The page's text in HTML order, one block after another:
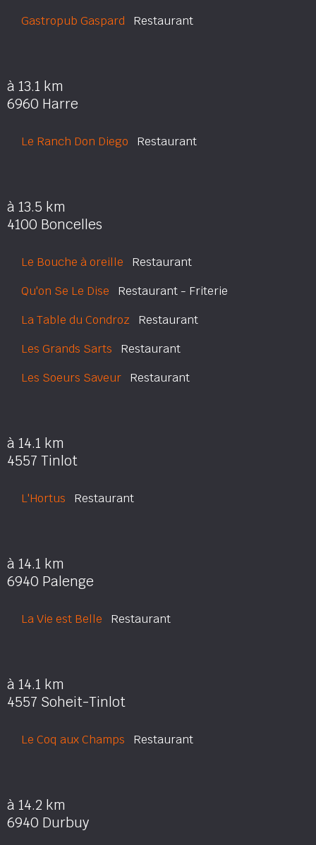
Gastropub Gaspard Restaurant
à 13.1 km
6960 Harre
Le Ranch Don Diego Restaurant
à 13.5 km
4100 Boncelles
Le Bouche à oreille Restaurant
Qu'on Se Le Dise Restaurant - Friterie
La Table du Condroz Restaurant
Les Grands Sarts Restaurant
Les Soeurs Saveur Restaurant
à 14.1 km
4557 Tinlot
L'Hortus Restaurant
à 14.1 km
6940 Palenge
La Vie est Belle Restaurant
à 14.1 km
4557 Soheit-Tinlot
Le Coq aux Champs Restaurant
à 14.2 km
6940 Durbuy